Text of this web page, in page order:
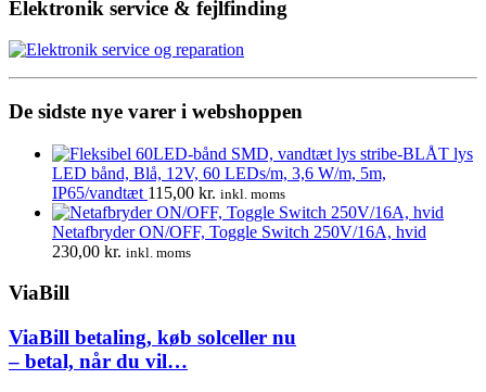
2.172,00 kr..1.600,00 kr..
Elektronik service & fejlfinding
De sidste nye varer i webshoppen
LED bånd, Blå, 12V, 60 LEDs/m, 3,6 W/m, 5m,
IP65/vandtæt 115,00 kr. inkl. moms
Netafbryder ON/OFF, Toggle Switch 250V/16A, hvid
230,00 kr. inkl. moms
ViaBill
ViaBill betaling, køb solceller nu
– betal, når du vil…